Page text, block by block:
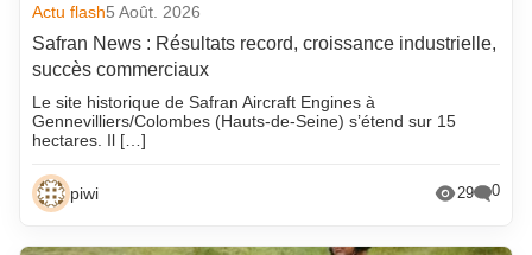
Actu flash5 Août. 2026
Safran News : Résultats record, croissance industrielle,
succès commerciaux
Le site historique de Safran Aircraft Engines à
Gennevilliers/Colombes (Hauts-de-Seine) s’étend sur 15
hectares. Il […]
piwi 29 0